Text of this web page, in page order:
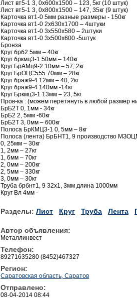
Лист вт5-1 3, 0х600х1500 – 123, 5кг (10 штук)
Лист вт5-1 3, 0х800х1500 – 147, 35кг (9 штук)
Карточка вт1-0 5мм разные размеры - 150кг
Карточка вт1-0 2х630х1700 – 4штуки
Карточка вт1-0 3х550х580 – 2штуки
Карточка вт1-0 3х500х600 -5штук
Бронза
Круг брб2 5мм – 40кг
Круг бркмц3-1 50мм – 140кг
Круг БрАМц9-2 10мм – 57, 2кг
Круг БрОЦС555 70мм – 28кг
Круг браж9-4 12мм – 40, 2кг
Круг браж9-4 140мм -14кг
Круг Бркмц3-1 13мм – 23, 5кг
Пров-ка : (можем перетянуть в любой размер
БрБ2Т 0, 1мм - 34кг
БрБ2 2, 5мм -60кг
БрБ2Т 3, 0мм – 600кг
Полоса БрКМЦ3-1 0, 5мм – 8кг
Полоса (лента) БрБНТ1, 9 производство
0, 25мм – 30кг
1, 2мм – 27кг
1, 6мм – 70кг
2, 0мм – 200кг
2, 5мм – 330кг
3, 0мм – 30кг
Труба брбнт1, 9 32х1, 3мм длина 1000мм
Круг Вл 4мм -
Разделы: Лист Круг Труба Лента
Автор объявления:
Металлинвест
Телефон:
89271635280 (8452)467327
Регион:
Саратовская область, Саратов
Отправлено:
08-04-2014 08:44